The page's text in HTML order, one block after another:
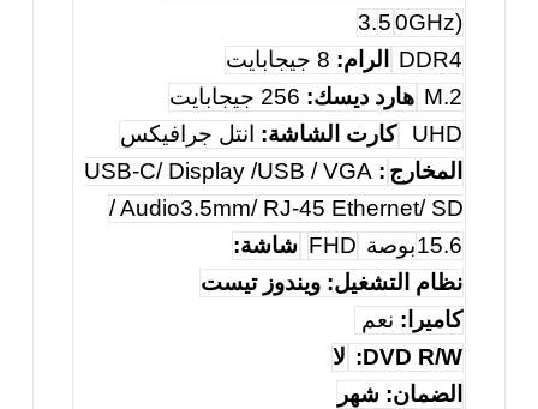
3.50GHz)
DDR4
الرام: 8 جيجابايت
M.2 هارد ديسك: 256 جيجابايت
UHD
كارت الشاشة: انتل جرافيكس
المخارج :
USB-C/ Display /USB / VGA
/ Audio3.5mm/ RJ-45 Ethernet/ SD
FHD بوصة15.6
شاشة:
نظام التشغيل: ويندوز تيست
كاميرا: نعم
DVD R/W:
لا
الضمان: شهر